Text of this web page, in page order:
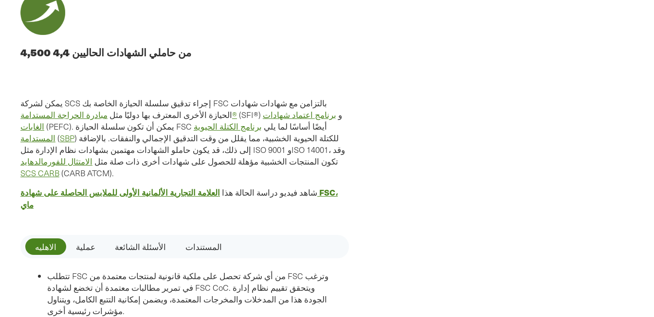
4,500 4,4 من حاملي الشهادات الحاليين
يمكن لشركة SCS إجراء تدقيق سلسلة الحيازة الخاصة بك FSC بالتزامن مع شهادات شهادات
الحيازة الأخرى المعترف بها دوليًا مثلمبادرة الحراجة المستدامة® (SFI®) و برنامج اعتماد شهادات
الغابات
(PEFC). يمكن أن تكون سلسلة الحيازة FSC أيضًا أساسًا لما يلي برنامج الكتلة الحيوية
المستدامة (SBP) للكتلة الحيوية الخشبية، مما يقلل من وقت التدقيق الإجمالي والنفقات. بالإضافة
إلى ذلك، قد يكون حاملو الشهادات مهتمين بشهادات نظام الإدارة مثل ISO 9001 وISO 14001، وقد
تكون المنتجات الخشبية مؤهلة للحصول على شهادات أخرى ذات صلة مثل الامتثال للفورمالدهايد
SCS CARB (CARB ATCM).
شاهد فيديو دراسة الحالة هذا العلامة التجارية الألمانية الأولى للملابس الحاصلة على شهادة FSC،
ماي
الاهليه عملية الأسئلة الشائعة المستندات
تتطلب FSC من أي شركة تحصل على ملكية قانونية لمنتجات معتمدة من FSC وترغب
في تمرير مطالبات معتمدة أن تخضع لشهادة FSC CoC. ويتحقق تقييم نظام إدارة
الجودة هذا من المدخلات والمخرجات المعتمدة، ويضمن إمكانية التتبع الكامل، ويتناول
مؤشرات رئيسية أخرى.